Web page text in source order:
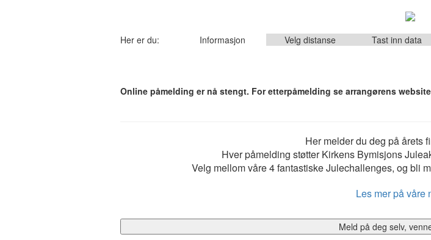
Her er du: Informasjon Velg distanse Tast inn data
Online påmelding er nå stengt. For etterpåmelding se arrangørens
Her melder du deg på årets
Hver påmelding støtter Kirkens Bymisjons
Velg mellom våre 4 fantastiske Julechallenges, og bli
Les mer på våre
Meld på deg selv,